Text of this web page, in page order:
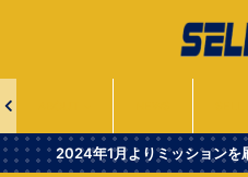
団
法
Second
Era
2024年1月よりミッションを